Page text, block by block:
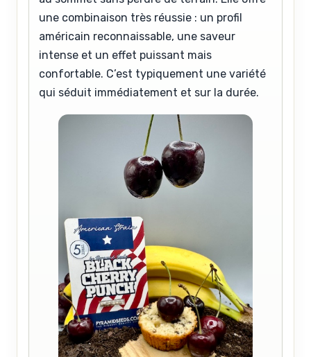
une combinaison très réussie : un profil
américain reconnaissable, une saveur
intense et un effet puissant mais
confortable. C’est typiquement une variété
qui séduit immédiatement et sur la durée.